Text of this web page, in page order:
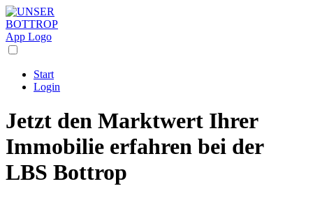
Start
Login
Jetzt den Marktwert Ihrer
Immobilie erfahren bei der
LBS Bottrop